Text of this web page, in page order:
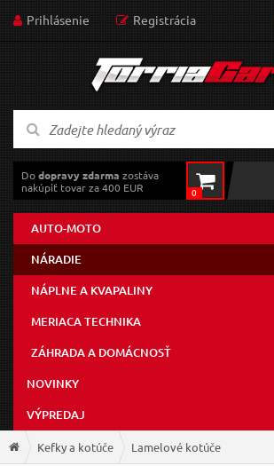
Prihlásenie Registrácia
Dodopravy zdarma zostáva
nakúpiť tovar za 400 EUR
0
AUTO-MOTO
NÁRADIE
NÁPLNE A KVAPALINY
MERIACA TECHNIKA
ZÁHRADA A DOMÁCNOSŤ
NOVINKY
VÝPREDAJ
Kefky a kotúče Lamelové kotúče